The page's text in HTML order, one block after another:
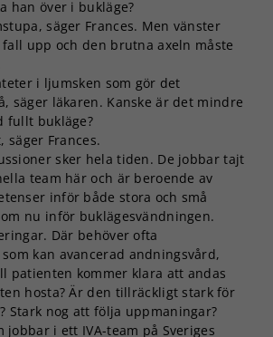
han över i bukläge?
säger Frances. Men vänster
upp och den brutna axeln måste
i ljumsken som gör det
säger läkaren. Kanske är det mindre
fullt bukläge?
säger Frances.
sker hela tiden. De jobbar tajt
team här och är beroende av
inför både stora och små
nu inför buklägesvändningen.
Där behöver ofta
kan avancerad andningsvård,
patienten kommer klara att andas
hosta? Är den tillräckligt stark för
Stark nog att följa uppmaningar?
jobbar i ett IVA-team på Sveriges